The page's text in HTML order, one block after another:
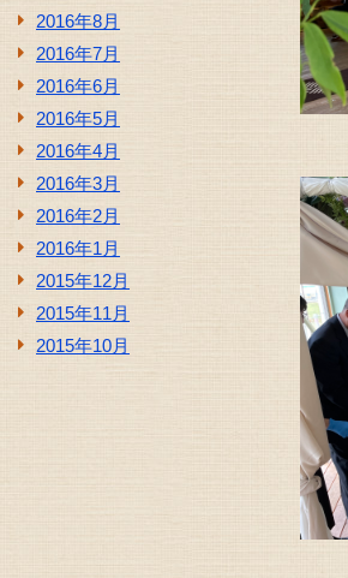
2016年8月
2016年7月
2016年6月
2016年5月
2016年4月
2016年3月
2016年2月
2016年1月
2015年12月
2015年11月
2015年10月